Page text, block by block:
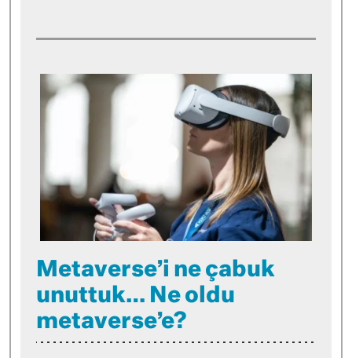
Metaverse’i ne çabuk
unuttuk… Ne oldu
metaverse’e?